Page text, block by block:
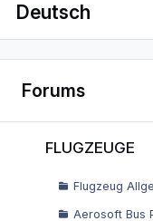
Deutsch
Forums
FLUGZEUGE
Flugzeug
Aerosoft Bus